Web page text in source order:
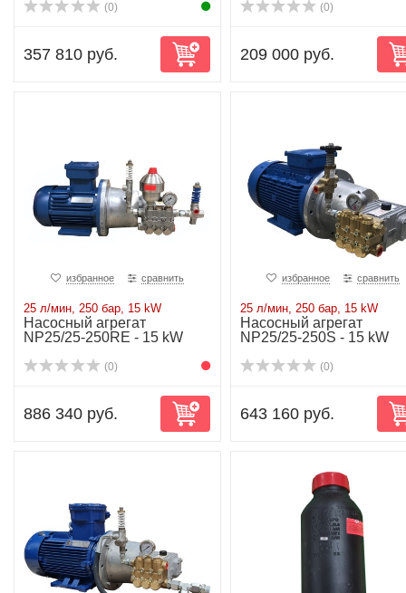
(0)
357 810 руб.
(0)
209 000 руб.
избранное сравнить
25 л/мин, 250 бар, 15 kW
Насосный агрегат
NP25/25-250RE - 15 kW
(0)
886 340 руб.
избранное сравнить
25 л/мин, 250 бар, 15 kW
Насосный агрегат
NP25/25-250S - 15 kW
(0)
643 160 руб.